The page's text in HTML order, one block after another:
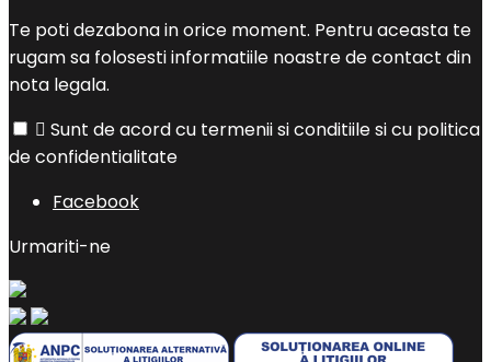
Te poti dezabona in orice moment. Pentru aceasta te
rugam sa folosesti informatiile noastre de contact din
nota legala.
 Sunt de acord cu termenii si conditiile si cu politica
de confidentialitate
Facebook
Urmariti-ne